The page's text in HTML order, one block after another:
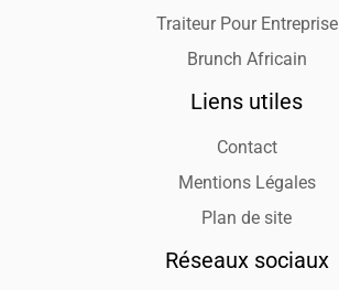
Traiteur Pour Entreprise
Brunch Africain
Liens utiles
Contact
Mentions Légales
Plan de site
Réseaux sociaux